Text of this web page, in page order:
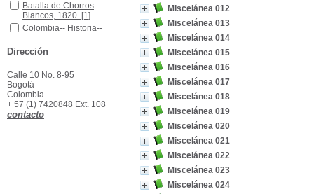
Miscelánea 012
Miscelánea 013
Miscelánea 014
Miscelánea 015
Miscelánea 016
Miscelánea 017
Miscelánea 018
Miscelánea 019
Miscelánea 020
Miscelánea 021
Miscelánea 022
Miscelánea 023
Miscelánea 024
Batalla de Chorros Blancos, 1820.
Batalla de Chorros
Blancos, 1820. [1]
Colombia-- Historia-- Guerra de independencia, 1810-1819
Colombia-- Historia--
1810-1819
Girardot (Colombia) -vGuias Descriptivas
vGuias Descriptivas
Guamal (Meta, Colombia)-- Censos-- Historia
Guamal (Meta, Colombia)-
- Censos-- Historia
Venezuela - Historia - 1797 - 1830
Venezuela - Historia -
1797 - 1830
Yarumal (Antioquia, Colombia)-- Historia
Dirección
Calle 10 No. 8-95
Bogotá
Colombia
+ 57 (1) 7420848 Ext. 108
contacto